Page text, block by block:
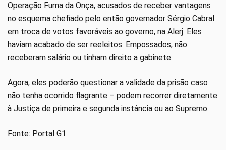
Operação Furna da Onça, acusados de receber vantagens
no esquema chefiado pelo então governador Sérgio Cabral
em troca de votos favoráveis ao governo, na Alerj. Eles
haviam acabado de ser reeleitos. Empossados, não
receberam salário ou tinham direito a gabinete.
Agora, eles poderão questionar a validade da prisão caso
não tenha ocorrido flagrante – podem recorrer diretamente
à Justiça de primeira e segunda instância ou ao Supremo.
Fonte: Portal G1